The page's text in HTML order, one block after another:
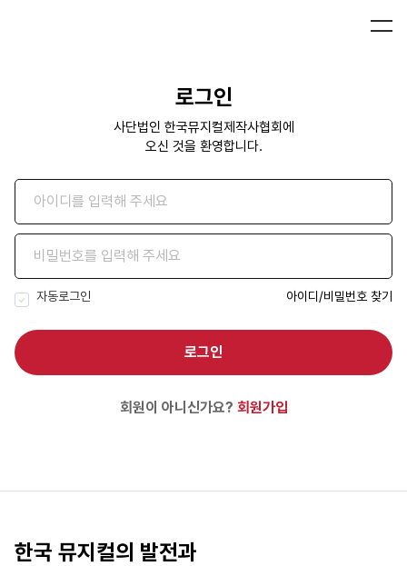
로그인
사단법인 한국뮤지컬제작사협회에
오신 것을 환영합니다.
자동로그인 아이디/비밀번호 찾기
로그인
회원이 아니신가요? 회원가입
한국 뮤지컬의 발전과